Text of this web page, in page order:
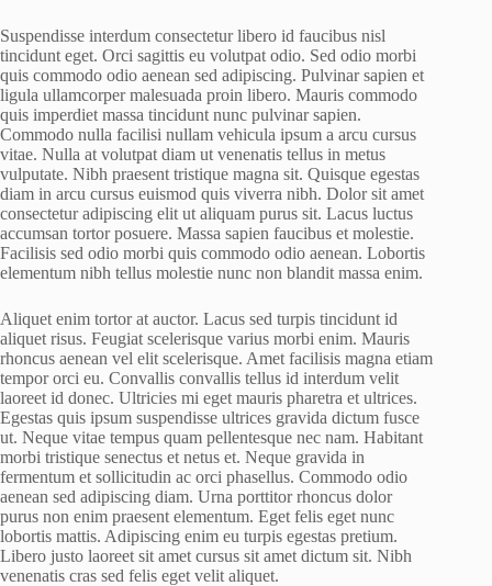
Suspendisse interdum consectetur libero id faucibus nisl
tincidunt eget. Orci sagittis eu volutpat odio. Sed odio morbi
quis commodo odio aenean sed adipiscing. Pulvinar sapien et
ligula ullamcorper malesuada proin libero. Mauris commodo
quis imperdiet massa tincidunt nunc pulvinar sapien.
Commodo nulla facilisi nullam vehicula ipsum a arcu cursus
vitae. Nulla at volutpat diam ut venenatis tellus in metus
vulputate. Nibh praesent tristique magna sit. Quisque egestas
diam in arcu cursus euismod quis viverra nibh. Dolor sit amet
consectetur adipiscing elit ut aliquam purus sit. Lacus luctus
accumsan tortor posuere. Massa sapien faucibus et molestie.
Facilisis sed odio morbi quis commodo odio aenean. Lobortis
elementum nibh tellus molestie nunc non blandit massa enim.
Aliquet enim tortor at auctor. Lacus sed turpis tincidunt id
aliquet risus. Feugiat scelerisque varius morbi enim. Mauris
rhoncus aenean vel elit scelerisque. Amet facilisis magna etiam
tempor orci eu. Convallis convallis tellus id interdum velit
laoreet id donec. Ultricies mi eget mauris pharetra et ultrices.
Egestas quis ipsum suspendisse ultrices gravida dictum fusce
ut. Neque vitae tempus quam pellentesque nec nam. Habitant
morbi tristique senectus et netus et. Neque gravida in
fermentum et sollicitudin ac orci phasellus. Commodo odio
aenean sed adipiscing diam. Urna porttitor rhoncus dolor
purus non enim praesent elementum. Eget felis eget nunc
lobortis mattis. Adipiscing enim eu turpis egestas pretium.
Libero justo laoreet sit amet cursus sit amet dictum sit. Nibh
venenatis cras sed felis eget velit aliquet.